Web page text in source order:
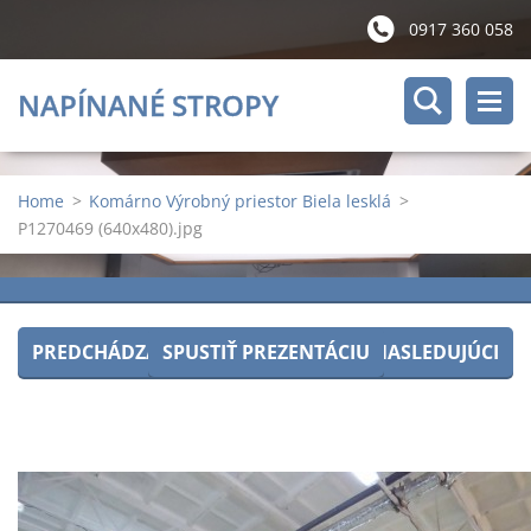
0917 360 058
NAPÍNANÉ STROPY
Home > Komárno Výrobný priestor Biela lesklá >
P1270469 (640x480).jpg
PREDCHÁDZAJÚCISPUSTIŤ PREZENTÁCIU NASLEDUJÚCI